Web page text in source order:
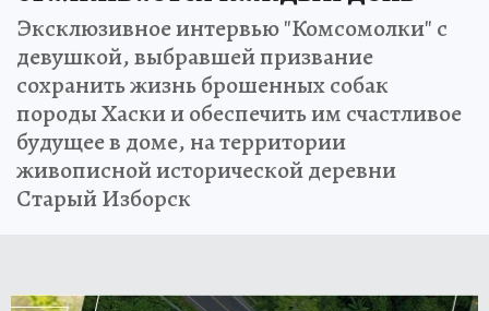
Эксклюзивное интервью "Комсомолки" с
девушкой, выбравшей призвание
сохранить жизнь брошенных собак
породы Хаски и обеспечить им счастливое
будущее в доме, на территории
живописной исторической деревни
Старый Изборск